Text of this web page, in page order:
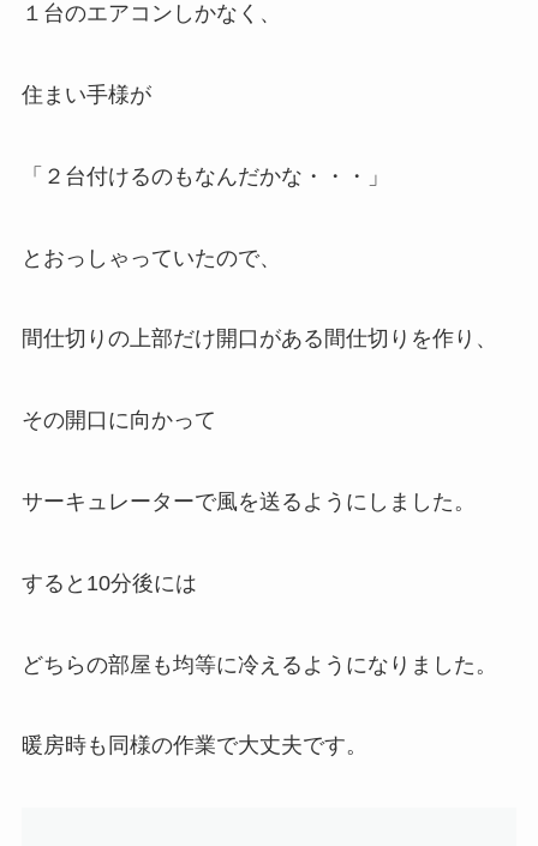
１台のエアコンしかなく、
住まい手様が
「２台付けるのもなんだかな・・・」
とおっしゃっていたので、
間仕切りの上部だけ開口がある間仕切りを作り、
その開口に向かって
サーキュレーターで風を送るようにしました。
すると10分後には
どちらの部屋も均等に冷えるようになりました。
暖房時も同様の作業で大丈夫です。